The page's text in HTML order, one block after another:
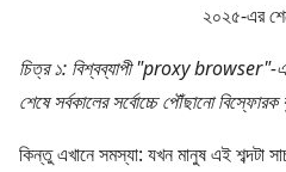
২০২৫-এর
চিত্র ১: বিশ্বব্যাপী "proxy
শেষে সর্বকালের সর্বোচ্চে পৌঁছানো
কিন্তু এখানে সমস্যা: যখন মানুষ এই শব্দটা